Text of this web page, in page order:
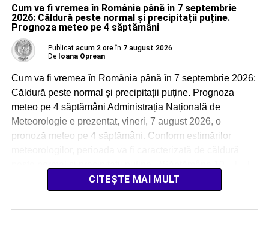
Cum va fi vremea în România până în 7 septembrie
2026: Căldură peste normal și precipitații puține.
Prognoza meteo pe 4 săptămâni
Publicat acum 2 ore în 7 august 2026
De Ioana Oprean
Cum va fi vremea în România până în 7 septembrie 2026:
Căldură peste normal și precipitații puține. Prognoza
meteo pe 4 săptămâni Administrația Națională de
Meteorologie e prezentat, vineri, 7 august 2026, o
pronoză meteo pe 4 săptămâni. Conform estimărilor
CITEȘTE MAI MULT